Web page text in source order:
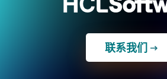
联系我们